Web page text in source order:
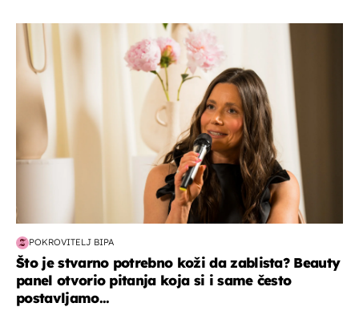
moda & ljepota
POKROVITELJ BIPA
Što je stvarno potrebno koži da zablista? Beauty
panel otvorio pitanja koja si i same često
postavljamo...